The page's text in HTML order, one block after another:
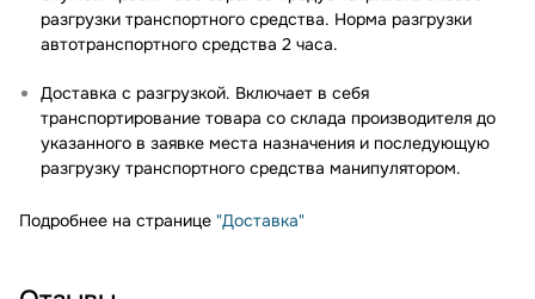
разгрузки транспортного средства. Норма разгрузки
автотранспортного средства 2 часа.
Доставка с разгрузкой. Включает в себя
транспортирование товара со склада производителя до
указанного в заявке места назначения и последующую
разгрузку транспортного средства манипулятором.
Подробнее на странице "Доставка"